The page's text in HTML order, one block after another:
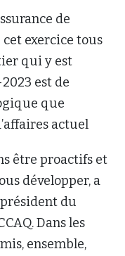
de
exercice tous
qui y est
est de
que
actuel
être proactifs et
développer, a
président du
Dans les
ensemble,